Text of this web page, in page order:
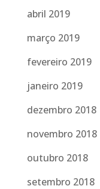
abril 2019
março 2019
fevereiro 2019
janeiro 2019
dezembro 2018
novembro 2018
outubro 2018
setembro 2018